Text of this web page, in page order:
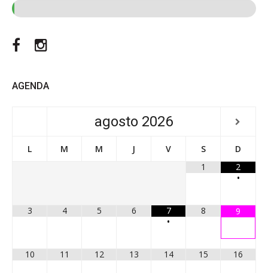
Facebook
AGENDA
agosto 2026
L M M J V S
D
1
2
•
3 4 5 6
7
•
8 9
10 11 12 13 14 15 16